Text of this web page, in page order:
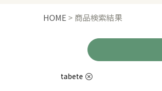
HOME > 商品検索結果
tabete